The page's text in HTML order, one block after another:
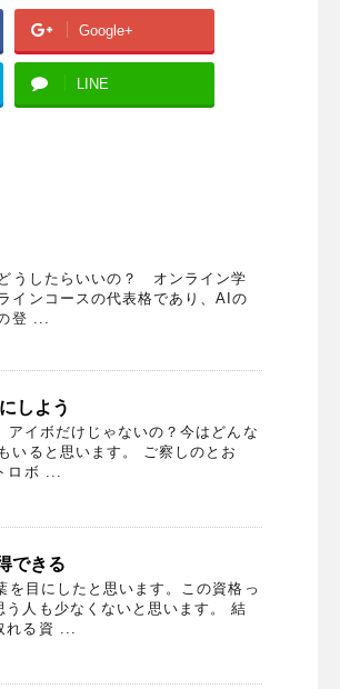
Google+
LINE
うしたらいいの？ オンライン学
インコースの代表格であり、AIの
登 ...
しよう
イボだけじゃないの？今はどんな
いると思います。 ご察しのとお
ロボ ...
できる
目にしたと思います。この資格っ
人も少なくないと思います。 結
れる資 ...